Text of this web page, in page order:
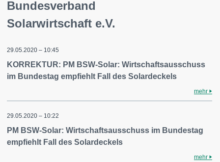
Bundesverband
Solarwirtschaft e.V.
29.05.2020 – 10:45
KORREKTUR: PM BSW-Solar: Wirtschaftsausschuss
im Bundestag empfiehlt Fall des Solardeckels
mehr
29.05.2020 – 10:22
PM BSW-Solar: Wirtschaftsausschuss im Bundestag
empfiehlt Fall des Solardeckels
mehr